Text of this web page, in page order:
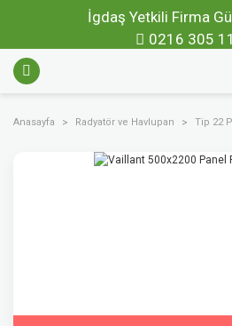
İgdaş Yetkili Firma
0216 305
Anasayfa Radyatör ve Havlupan Tip 22